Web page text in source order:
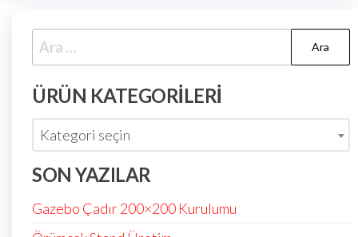
ÜRÜN KATEGORILERI
Kategori seçin
SON YAZILAR
Gazebo Çadır 200×200 Kurulumu